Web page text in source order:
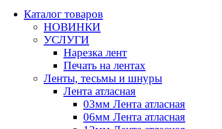
Каталог товаров
НОВИНКИ
УСЛУГИ
Нарезка лент
Печать на лентах
Ленты, тесьмы и шнуры
Лента атласная
03мм Лента атласная
06мм Лента атласная